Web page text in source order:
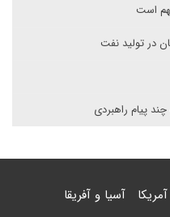
است
در تولید نفت
آمریکا آسیا و آفریقا